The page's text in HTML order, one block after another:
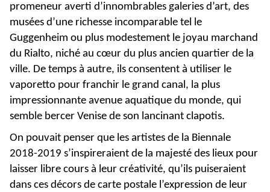
promeneur averti d’innombrables galeries d’art, des
musées d’une richesse incomparable tel le
Guggenheim ou plus modestement le joyau marchand
du Rialto, niché au cœur du plus ancien quartier de la
ville. De temps à autre, ils consentent à utiliser le
vaporetto pour franchir le grand canal, la plus
impressionnante avenue aquatique du monde, qui
semble bercer Venise de son lancinant clapotis.
On pouvait penser que les artistes de la Biennale
2018-2019 s’inspireraient de la majesté des lieux pour
laisser libre cours à leur créativité, qu’ils puiseraient
dans ces décors de carte postale l’expression de leur